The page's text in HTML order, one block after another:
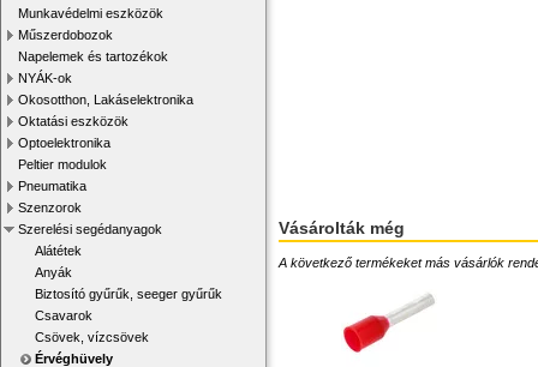
Munkavédelmi eszközök
Műszerdobozok
Napelemek és tartozékok
NYÁK-ok
Okosotthon, Lakáselektronika
Oktatási eszközök
Optoelektronika
Peltier modulok
Pneumatika
Szenzorok
Szerelési segédanyagok
Alátétek
Anyák
Biztosító gyűrűk, seeger gyűrűk
Csavarok
Csövek, vízcsövek
Érvéghüvely
Vásárolták még
A következő termékeket más vásárlók